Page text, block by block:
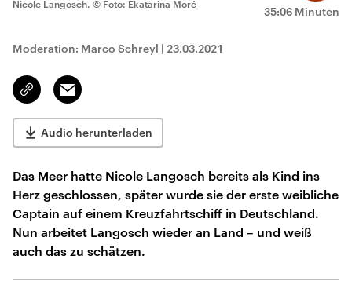
35:06 Minuten
Nicole Langosch. © Foto: Ekatarina Moré
Moderation: Marco Schreyl | 23.03.2021
Link
kopieren/teilen
Email
Audio herunterladen
Das Meer hatte Nicole Langosch bereits als Kind ins
Herz geschlossen, später wurde sie der erste weibliche
Captain auf einem Kreuzfahrtschiff in Deutschland.
Nun arbeitet Langosch wieder an Land – und weiß
auch das zu schätzen.